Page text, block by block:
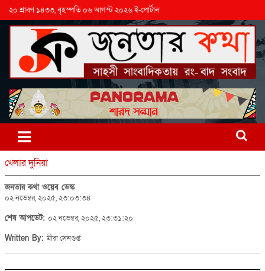
২০ শ্রাবণ ১৪৩৩, বৃহস্পতি ০৬ আগস্ট ২০২৬ ই-পোর্টাল
খেলার দুনিয়া
জনতার কথা ওয়েব ডেস্ক
০২ নভেম্বর, ২০২৫, ২৩:০৩:৩৪
শেষ আপডেট: ০২ নভেম্বর, ২০২৫, ২৩:৩১:২০
Written By:মীরা সেনগুপ্ত